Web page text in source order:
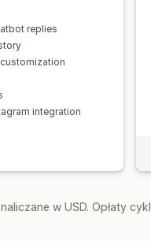
replies
integration
w USD. Opłaty